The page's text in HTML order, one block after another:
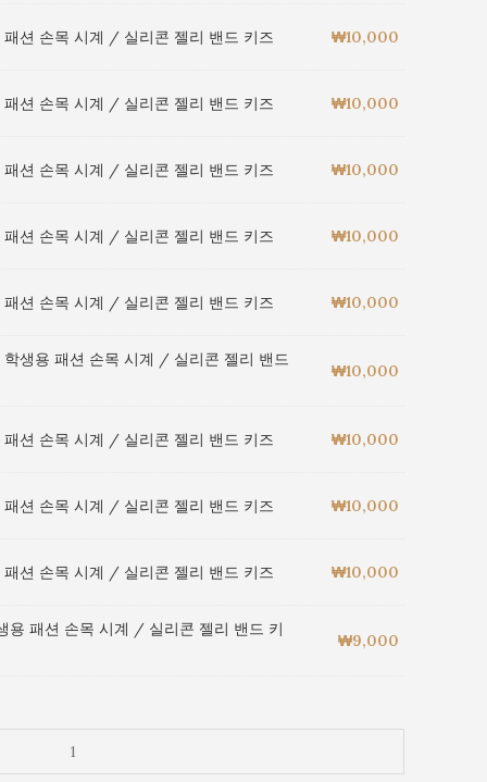
패션 손목 시계 / 실리콘 젤리 밴드 키즈 ₩10,000
패션 손목 시계 / 실리콘 젤리 밴드 키즈 ₩10,000
패션 손목 시계 / 실리콘 젤리 밴드 키즈 ₩10,000
패션 손목 시계 / 실리콘 젤리 밴드 키즈 ₩10,000
패션 손목 시계 / 실리콘 젤리 밴드 키즈 ₩10,000
생용 패션 손목 시계 / 실리콘 젤리 밴드
₩10,000
패션 손목 시계 / 실리콘 젤리 밴드 키즈 ₩10,000
패션 손목 시계 / 실리콘 젤리 밴드 키즈 ₩10,000
패션 손목 시계 / 실리콘 젤리 밴드 키즈 ₩10,000
용 패션 손목 시계 / 실리콘 젤리 밴드 키
₩9,000